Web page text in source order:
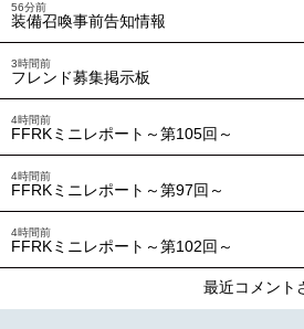
56分前
装備召喚事前告知情報
3時間前
フレンド募集掲示板
4時間前
FFRKミニレポート～第105回～
4時間前
FFRKミニレポート～第97回～
4時間前
FFRKミニレポート～第102回～
最近コメント